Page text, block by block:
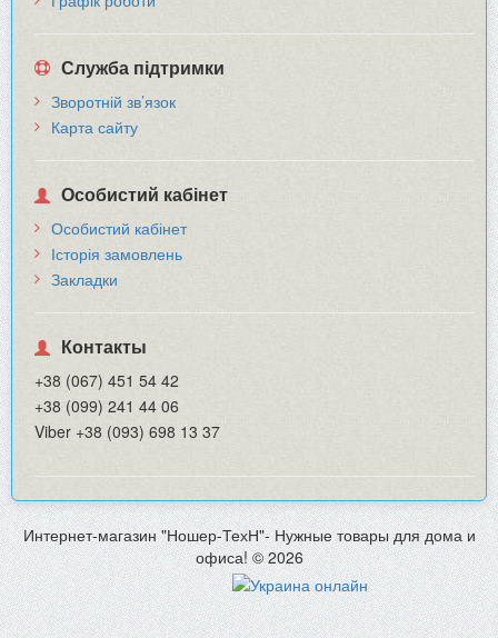
Служба підтримки
Зворотній зв’язок
Карта сайту
Особистий кабінет
Особистий кабінет
Історія замовлень
Закладки
Контакты
+38 (067) 451 54 42
+38 (099) 241 44 06
Viber +38 (093) 698 13 37
Интернет-магазин "Ношер-ТехН"- Нужные товары для дома и
офиса! © 2026